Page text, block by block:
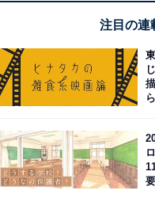
注目の連